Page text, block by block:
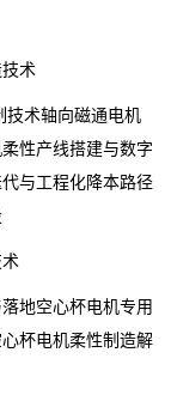
术
技术轴向磁通电机
性产线搭建与数字
与工程化降本路径
地空心杯电机专用
杯电机柔性制造解